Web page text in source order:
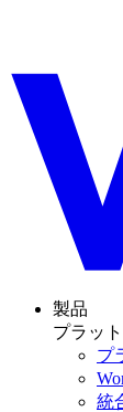
製品
プラッ
プ
統